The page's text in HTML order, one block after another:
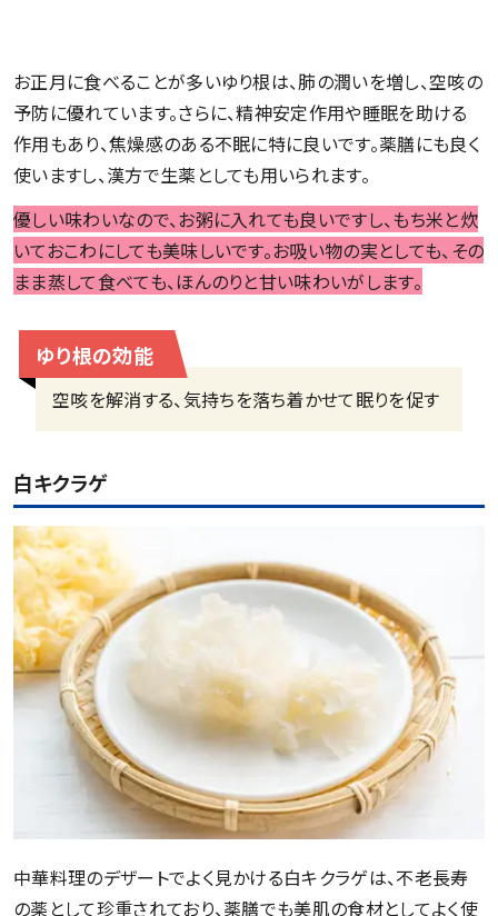
お正月に食べることが多いゆり根は、肺の潤いを増し、空咳の
予防に優れています。さらに、精神安定作用や睡眠を助ける
作用もあり、焦燥感のある不眠に特に良いです。薬膳にも良く
使いますし、漢方で生薬としても用いられます。
優しい味わいなので、お粥に入れても良いですし、もち米と炊
いておこわにしても美味しいです。お吸い物の実としても、その
まま蒸して食べても、ほんのりと甘い味わいがします。
ゆり根の効能
空咳を解消する、気持ちを落ち着かせて眠りを促す
白キクラゲ
中華料理のデザートでよく見かける白キクラゲは、不老長寿
の薬として珍重されており、薬膳でも美肌の食材としてよく使